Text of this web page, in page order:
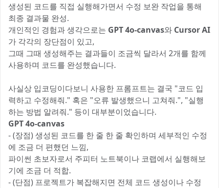
생성된 코드를 직접 실행해가면서 수정 보완 작업을 통해
최종 결과물 완성.
개인적인 경험과 생각으로는 GPT 4o-canvas와 Cursor AI
가 각각의 장단점이 있고,
그때 그때 생성해주는 결과들이 조금씩 달라서 2개를 함께
사용하며 코드를 완성했습니다.
사실상 입코딩이다보니 사용한 프롬프트는 결국 "코드 입
력하고 수정해줘." 혹은 "오류 발생했으니 고쳐줘.", "실행
하는 방법 알려줘." 등이 대부분이었습니다.
GPT 4o-canvas
- (장점) 생성된 코드를 한 줄 한 줄 확인하며 세부적인 수정
에 조금 더 편했던 느낌,
파이썬 초보자로서 주피터 노트북이나 코랩에서 실행해보
기에 조금 더 적합.
- (단점) 프로젝트가 복잡해지면 전체 코드 생성이나 수정